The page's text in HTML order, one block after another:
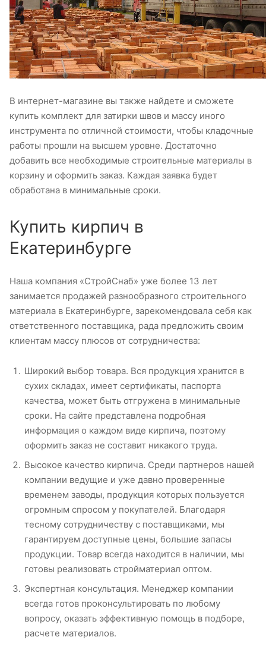
В интернет-магазине вы также найдете и сможете
купить комплект для затирки швов и массу иного
инструмента по отличной стоимости, чтобы кладочные
работы прошли на высшем уровне. Достаточно
добавить все необходимые строительные материалы в
корзину и оформить заказ. Каждая заявка будет
обработана в минимальные сроки.
Купить кирпич в
Екатеринбурге
Наша компания «СтройСнаб» уже более 13 лет
занимается продажей разнообразного строительного
материала в Екатеринбурге, зарекомендовала себя как
ответственного поставщика, рада предложить своим
клиентам массу плюсов от сотрудничества:
Широкий выбор товара. Вся продукция хранится в
сухих складах, имеет сертификаты, паспорта
качества, может быть отгружена в минимальные
сроки. На сайте представлена подробная
информация о каждом виде кирпича, поэтому
оформить заказ не составит никакого труда.
Высокое качество кирпича. Среди партнеров нашей
компании ведущие и уже давно проверенные
временем заводы, продукция которых пользуется
огромным спросом у покупателей. Благодаря
тесному сотрудничеству с поставщиками, мы
гарантируем доступные цены, большие запасы
продукции. Товар всегда находится в наличии, мы
готовы реализовать стройматериал оптом.
Экспертная консультация. Менеджер компании
всегда готов проконсультировать по любому
вопросу, оказать эффективную помощь в подборе,
расчете материалов.